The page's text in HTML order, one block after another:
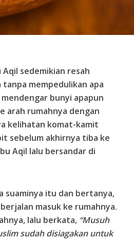
sedemikian resah
mempedulikan apa
bunyi apapun
arah rumahnya dengan
kelihatan komat-kamit
sebelum akhirnya tiba ke
Aqil lalu bersandar di
suaminya itu dan bertanya,
masuk ke rumahnya.
lalu berkata, “Musuh
sudah disiagakan untuk